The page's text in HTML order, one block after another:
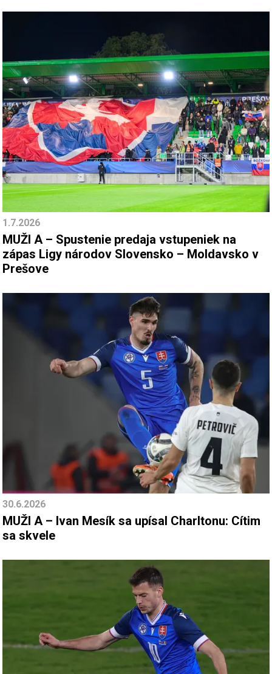
1.7.2026
MUŽI A – Spustenie predaja vstupeniek na
zápas Ligy národov Slovensko – Moldavsko v
Prešove
30.6.2026
MUŽI A – Ivan Mesík sa upísal Charltonu: Cítim
sa skvele